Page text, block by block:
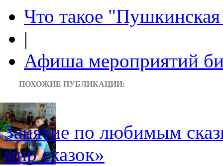
Что такое "Пушкинская
|
Афиша мероприятий
ПОХОЖИЕ ПУБЛИКАЦИИ:
Занятие по любимым
мир сказок»